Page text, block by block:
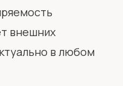
внешних
в любом